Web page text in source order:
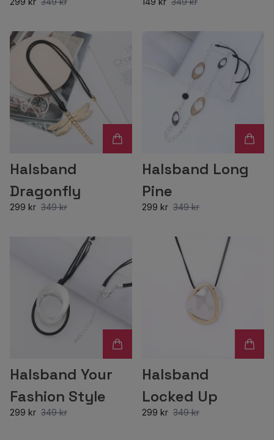
Halsband
Dragonfly
299 kr 349 kr
Halsband Long
Pine
299 kr 349 kr
Halsband Your
Fashion Style
299 kr 349 kr
Halsband
Locked Up
299 kr 349 kr